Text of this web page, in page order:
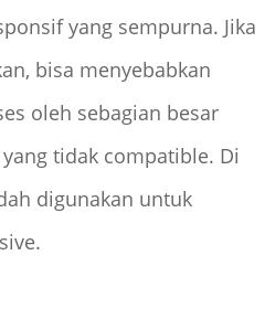
yang sempurna. Jika
bisa menyebabkan
oleh sebagian besar
tidak compatible. Di
digunakan untuk